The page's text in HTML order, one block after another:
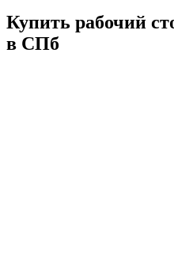
Купить рабочий
в СПб